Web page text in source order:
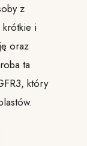
z
krótkie i
oraz
ta
który